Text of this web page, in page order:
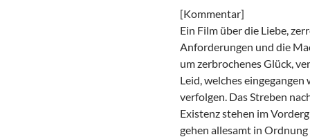
[Kommentar]
Ein Film über die Liebe,
Anforderungen und die
um zerbrochenes Glück,
Leid, welches
verfolgen. Das Streben
Existenz stehen im
gehen allesamt in